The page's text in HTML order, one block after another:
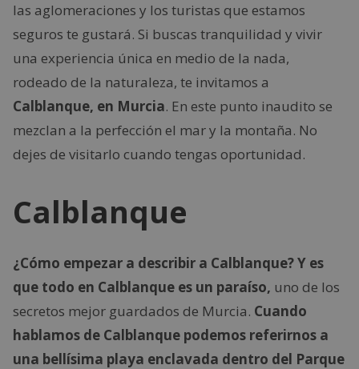
las aglomeraciones y los turistas que estamos
seguros te gustará. Si buscas tranquilidad y vivir
una experiencia única en medio de la nada,
rodeado de la naturaleza, te invitamos a
Calblanque, en Murcia. En este punto inaudito se
mezclan a la perfección el mar y la montaña. No
dejes de visitarlo cuando tengas oportunidad.
Calblanque
¿Cómo empezar a describir a Calblanque? Y es
que todo en Calblanque es un paraíso, uno de los
secretos mejor guardados de Murcia. Cuando
hablamos de Calblanque podemos referirnos a
una bellísima playa enclavada dentro del Parque